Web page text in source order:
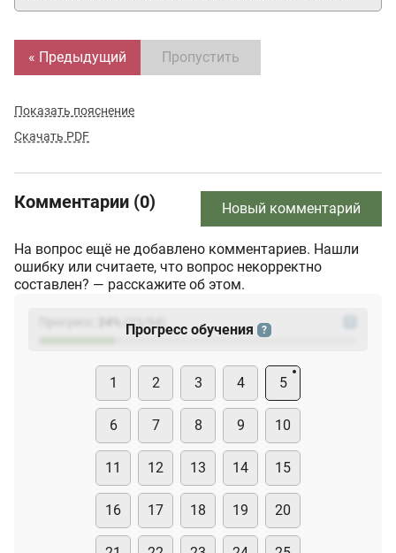
« Предыдущий Пропустить
Показать пояснение
Скачать PDF
Комментарии (0) Новый комментарий
На вопрос ещё не добавлено комментариев. Нашли
ошибку или считаете, что вопрос некорректно
составлен? — расскажите об этом.
(23
Прогресс обучения ?
1 2 3 4 5
6 7 8 9 10
11 12 13 14 15
16 17 18 19 20